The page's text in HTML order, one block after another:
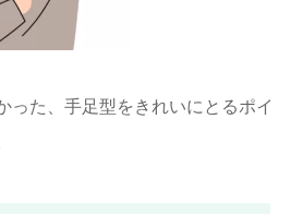
った、手足型をきれいにとるポイ